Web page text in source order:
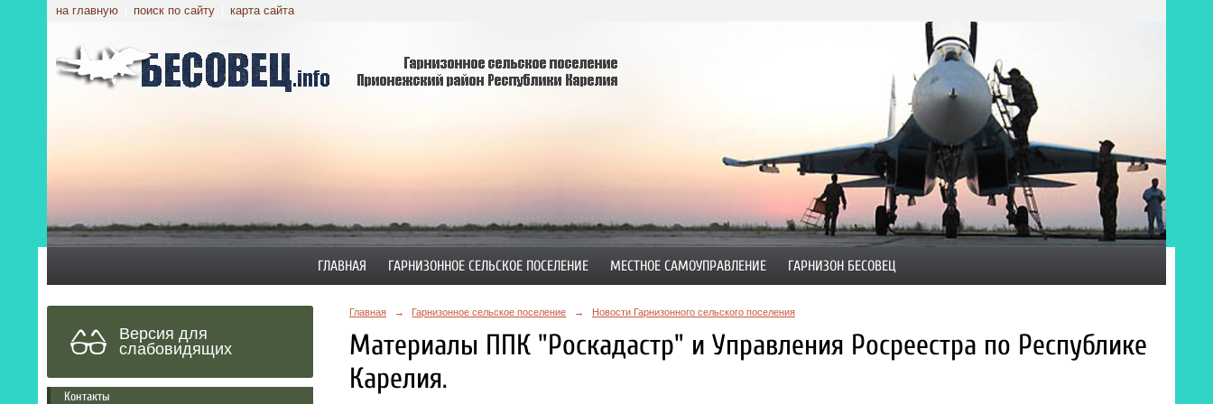
на главную поиск по сайту карта сайта
ГЛАВНАЯ ГАРНИЗОННОЕ СЕЛЬСКОЕ ПОСЕЛЕНИЕ МЕСТНОЕ САМОУПРАВЛЕНИЕ ГАРНИЗОН БЕСОВЕЦ
Версия для
слабовидящих
Контакты
Главная → Гарнизонное сельское поселение → Новости Гарнизонного сельского поселения
Материалы ППК "Роскадастр" и Управления Росреестра по Республике
Карелия.